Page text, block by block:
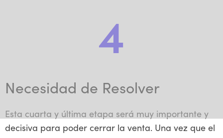
4
Necesidad de Resolver
Esta cuarta y última etapa será muy importante y
decisiva para poder cerrar la venta. Una vez que el